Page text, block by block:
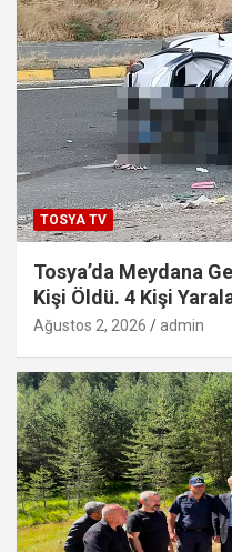
TOSYA TV
Tosya’da Meydana
Kişi Öldü. 4 Kişi
Ağustos 2, 2026 admin